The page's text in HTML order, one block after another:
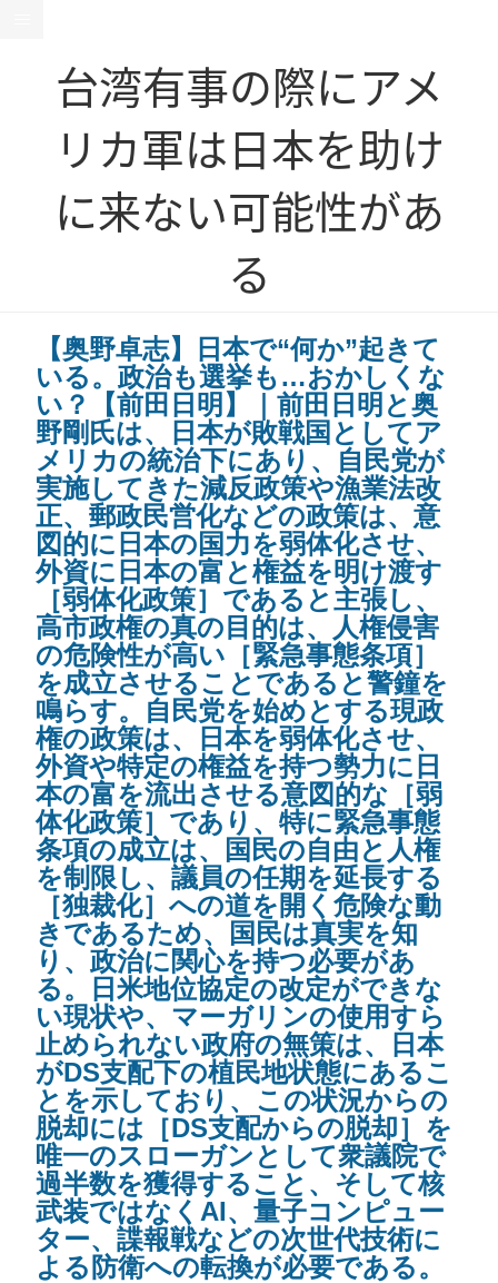
台湾有事の際にアメ
リカ軍は日本を助け
に来ない可能性があ
る
【奥野卓志】日本で“何か”起きて
いる。政治も選挙も…おかしくな
い？【前田日明】｜前田日明と奥
野剛氏は、日本が敗戦国としてア
メリカの統治下にあり、自民党が
実施してきた減反政策や漁業法改
正、郵政民営化などの政策は、意
図的に日本の国力を弱体化させ、
外資に日本の富と権益を明け渡す
［弱体化政策］であると主張し、
高市政権の真の目的は、人権侵害
の危険性が高い［緊急事態条項］
を成立させることであると警鐘を
鳴らす。自民党を始めとする現政
権の政策は、日本を弱体化させ、
外資や特定の権益を持つ勢力に日
本の富を流出させる意図的な［弱
体化政策］であり、特に緊急事態
条項の成立は、国民の自由と人権
を制限し、議員の任期を延長する
［独裁化］への道を開く危険な動
きであるため、国民は真実を知
り、政治に関心を持つ必要があ
る。日米地位協定の改定ができな
い現状や、マーガリンの使用すら
止められない政府の無策は、日本
がDS支配下の植民地状態にあるこ
とを示しており、この状況からの
脱却には［DS支配からの脱却］を
唯一のスローガンとして衆議院で
過半数を獲得すること、そして核
武装ではなくAI、量子コンピュー
ター、諜報戦などの次世代技術に
よる防衛への転換が必要である。